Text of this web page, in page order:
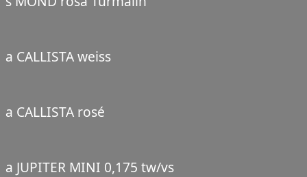
a CALLISTA weiss
a CALLISTA rosé
a JUPITER MINI 0,175 tw/vs